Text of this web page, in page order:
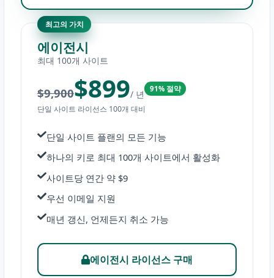
최고의 가치
에이전시
최대 100개 사이트
$9,900$899/ 년 91% 절약
단일 사이트 라이선스 100개 대비
단일 사이트 플랜의 모든 기능
하나의 키로 최대 100개 사이트에서 활성화
사이트당 연간 약 $9
우선 이메일 지원
매년 갱신, 언제든지 취소 가능
에이전시 라이선스 구매